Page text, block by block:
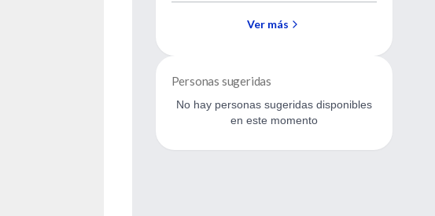
presentó un corazón artificial. Este
Ver más
Personas sugeridas
No hay personas sugeridas disponibles
en este momento